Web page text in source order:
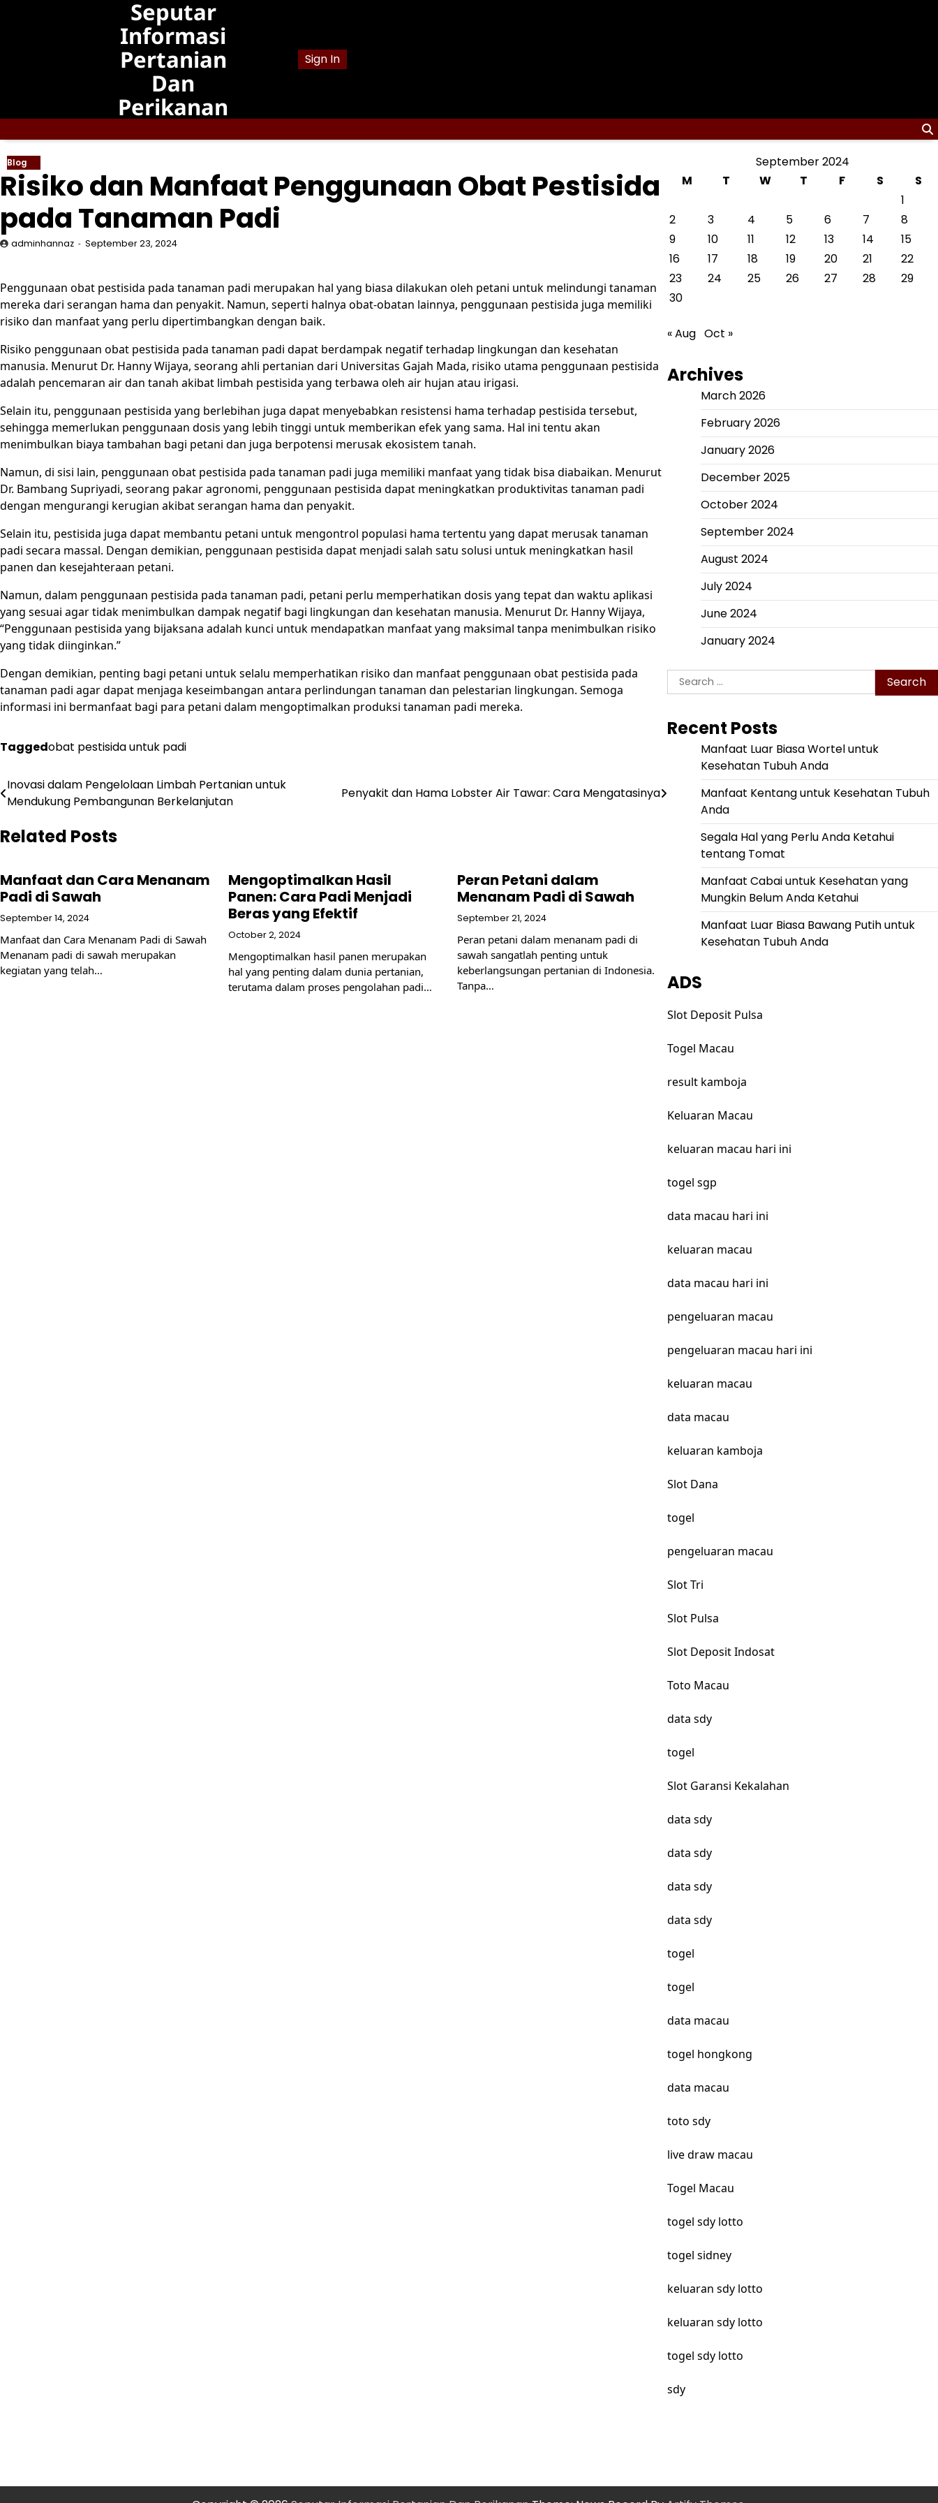
Seputar
Informasi
Pertanian
Dan
Perikanan
Sign In
Blog
Risiko dan Manfaat Penggunaan Obat Pestisida
pada Tanaman Padi
adminhannaz September 23, 2024
Penggunaan obat pestisida pada tanaman padi merupakan hal yang biasa dilakukan oleh petani untuk melindungi tanaman
mereka dari serangan hama dan penyakit. Namun, seperti halnya obat-obatan lainnya, penggunaan pestisida juga memiliki
risiko dan manfaat yang perlu dipertimbangkan dengan baik.
Risiko penggunaan obat pestisida pada tanaman padi dapat berdampak negatif terhadap lingkungan dan kesehatan
manusia. Menurut Dr. Hanny Wijaya, seorang ahli pertanian dari Universitas Gajah Mada, risiko utama penggunaan pestisida
adalah pencemaran air dan tanah akibat limbah pestisida yang terbawa oleh air hujan atau irigasi.
Selain itu, penggunaan pestisida yang berlebihan juga dapat menyebabkan resistensi hama terhadap pestisida tersebut,
sehingga memerlukan penggunaan dosis yang lebih tinggi untuk memberikan efek yang sama. Hal ini tentu akan
menimbulkan biaya tambahan bagi petani dan juga berpotensi merusak ekosistem tanah.
Namun, di sisi lain, penggunaan obat pestisida pada tanaman padi juga memiliki manfaat yang tidak bisa diabaikan. Menurut
Dr. Bambang Supriyadi, seorang pakar agronomi, penggunaan pestisida dapat meningkatkan produktivitas tanaman padi
dengan mengurangi kerugian akibat serangan hama dan penyakit.
Selain itu, pestisida juga dapat membantu petani untuk mengontrol populasi hama tertentu yang dapat merusak tanaman
padi secara massal. Dengan demikian, penggunaan pestisida dapat menjadi salah satu solusi untuk meningkatkan hasil
panen dan kesejahteraan petani.
Namun, dalam penggunaan pestisida pada tanaman padi, petani perlu memperhatikan dosis yang tepat dan waktu aplikasi
yang sesuai agar tidak menimbulkan dampak negatif bagi lingkungan dan kesehatan manusia. Menurut Dr. Hanny Wijaya,
“Penggunaan pestisida yang bijaksana adalah kunci untuk mendapatkan manfaat yang maksimal tanpa menimbulkan risiko
yang tidak diinginkan.”
Dengan demikian, penting bagi petani untuk selalu memperhatikan risiko dan manfaat penggunaan obat pestisida pada
tanaman padi agar dapat menjaga keseimbangan antara perlindungan tanaman dan pelestarian lingkungan. Semoga
informasi ini bermanfaat bagi para petani dalam mengoptimalkan produksi tanaman padi mereka.
Taggedobat pestisida untuk padi
Post
navigation
Inovasi dalam Pengelolaan Limbah Pertanian untuk
Mendukung Pembangunan Berkelanjutan
Penyakit dan Hama Lobster Air Tawar: Cara Mengatasinya
Related Posts
Manfaat dan Cara Menanam
Padi di Sawah
September 14, 2024
Manfaat dan Cara Menanam Padi di Sawah
Menanam padi di sawah merupakan
kegiatan yang telah…
Mengoptimalkan Hasil
Panen: Cara Padi Menjadi
Beras yang Efektif
October 2, 2024
Mengoptimalkan hasil panen merupakan
hal yang penting dalam dunia pertanian,
terutama dalam proses pengolahan padi…
Peran Petani dalam
Menanam Padi di Sawah
September 21, 2024
Peran petani dalam menanam padi di
sawah sangatlah penting untuk
keberlangsungan pertanian di Indonesia.
Tanpa…
September 2024
M
T W T F S
S
1
2
3 4 5 6 7
8
9
10 11 12 13 14
15
16
17 18 19 20 21
22
23
24 25 26 27 28
29
30
« Aug Oct »
Archives
March 2026
February 2026
January 2026
December 2025
October 2024
September 2024
August 2024
July 2024
June 2024
January 2024
Search
for:
Recent Posts
Manfaat Luar Biasa Wortel untuk
Kesehatan Tubuh Anda
Manfaat Kentang untuk Kesehatan Tubuh
Anda
Segala Hal yang Perlu Anda Ketahui
tentang Tomat
Manfaat Cabai untuk Kesehatan yang
Mungkin Belum Anda Ketahui
Manfaat Luar Biasa Bawang Putih untuk
Kesehatan Tubuh Anda
ADS
Slot Deposit Pulsa
Togel Macau
result kamboja
Keluaran Macau
keluaran macau hari ini
togel sgp
data macau hari ini
keluaran macau
data macau hari ini
pengeluaran macau
pengeluaran macau hari ini
keluaran macau
data macau
keluaran kamboja
Slot Dana
togel
pengeluaran macau
Slot Tri
Slot Pulsa
Slot Deposit Indosat
Toto Macau
data sdy
togel
Slot Garansi Kekalahan
data sdy
data sdy
data sdy
data sdy
togel
togel
data macau
togel hongkong
data macau
toto sdy
live draw macau
Togel Macau
togel sdy lotto
togel sidney
keluaran sdy lotto
keluaran sdy lotto
togel sdy lotto
sdy